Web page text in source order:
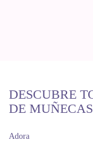
DESCUBRE
DE MUÑECAS
Adora